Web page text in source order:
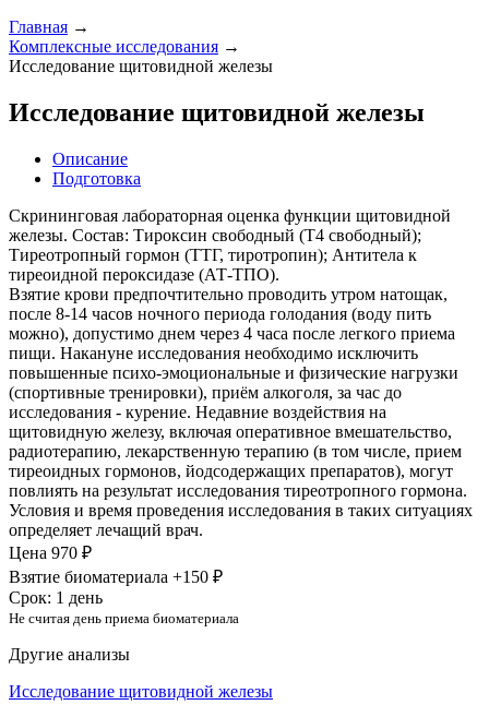
Главная →
Комплексные исследования →
Исследование щитовидной железы
Исследование щитовидной железы
Описание
Подготовка
Скрининговая лабораторная оценка функции щитовидной
железы. Состав: Тироксин свободный (Т4 свободный);
Тиреотропный гормон (ТТГ, тиротропин); Антитела к
тиреоидной пероксидазе (АТ-ТПО).
Взятие крови предпочтительно проводить утром натощак,
после 8-14 часов ночного периода голодания (воду пить
можно), допустимо днем через 4 часа после легкого приема
пищи. Накануне исследования необходимо исключить
повышенные психо-эмоциональные и физические нагрузки
(спортивные тренировки), приём алкоголя, за час до
исследования - курение. Недавние воздействия на
щитовидную железу, включая оперативное вмешательство,
радиотерапию, лекарственную терапию (в том числе, прием
тиреоидных гормонов, йодсодержащих препаратов), могут
повлиять на результат исследования тиреотропного гормона.
Условия и время проведения исследования в таких ситуациях
определяет лечащий врач.
Цена 970 ₽
Взятие биоматериала +150 ₽
Срок: 1 день
Не считая день приема биоматериала
Другие анализы
Исследование щитовидной железы